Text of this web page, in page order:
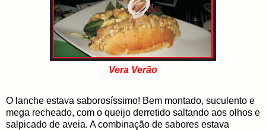
Vera Verão
O lanche estava saborosíssimo! Bem montado, suculento e
mega recheado, com o queijo derretido saltando aos olhos e
salpicado de aveia. A combinação de sabores estava